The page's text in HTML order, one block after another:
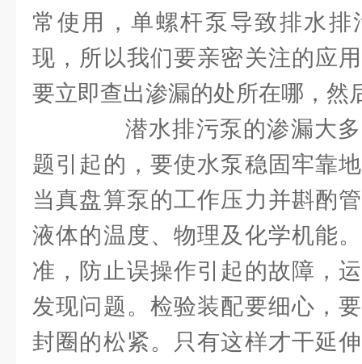
常使用，单螺杆泵导致排水
现，所以我们要亲密关注的应
要立即查出渗漏的处所在哪，然
潜水排污泵的渗漏大多
题引起的，要使水泵稳固牢靠
当真盘算泵的工作压力并斟酌
液体的温度、物理及化学机能
准，防止误操作引起的故障，
发现问题。检验装配要细心，
封圈的松紧。只有这样才干延